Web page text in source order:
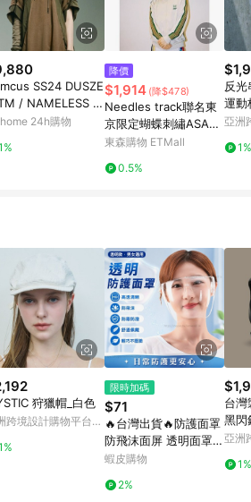
準。 11. 若於 LINE 購物前往 Pinkoi
並完成訂單，不符合導購資格；承
，需透過 LINE 購物前往 Pinkoi 頁
SS24 DUSZE
/ NAMELESS H
T-SHIRT 連帽
24h購物
降價
$1,914 (降$478)
Needles track聯名東
京限定蝴蝶刺繡ASAPR
OCKY運動休閑外套夾
東森購物 ETMall
0.5%
反
運動
防曬
亞洲
1%
狩獵帽_白色
跨境設計購物平台
限時加碼
$71
🔥台灣出貨🔥防護面罩
防飛沫面屏 透明面罩
防塵護目鏡 全臉防護罩
防油煙防護面罩
蝦皮購物
2%
台灣
黑閃
30
亞洲
1%